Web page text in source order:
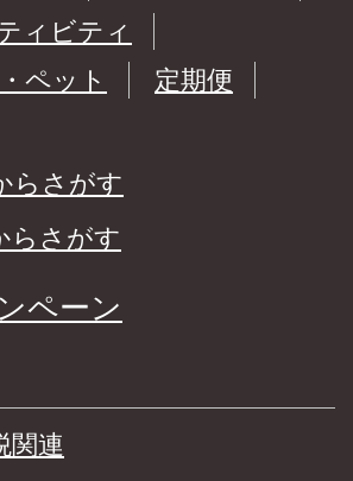
ィビティ
ペット
定期便
らさがす
らさがす
ペーン
関連